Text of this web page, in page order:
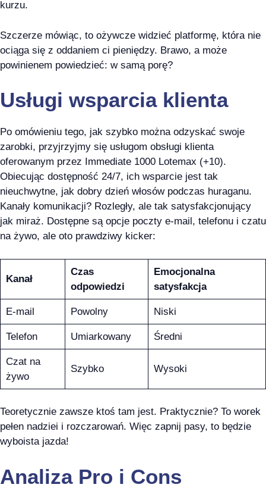
kurzu.
Szczerze mówiąc, to ożywcze widzieć platformę, która nie
ociąga się z oddaniem ci pieniędzy. Brawo, a może
powinienem powiedzieć: w samą porę?
Usługi wsparcia klienta
Po omówieniu tego, jak szybko można odzyskać swoje
zarobki, przyjrzyjmy się usługom obsługi klienta
oferowanym przez Immediate 1000 Lotemax (+10).
Obiecując dostępność 24/7, ich wsparcie jest tak
nieuchwytne, jak dobry dzień włosów podczas huraganu.
Kanały komunikacji? Rozległy, ale tak satysfakcjonujący
jak miraż. Dostępne są opcje poczty e-mail, telefonu i czatu
na żywo, ale oto prawdziwy kicker:
Kanał
Czas
odpowiedzi
Emocjonalna
satysfakcja
E-mail Powolny Niski
Telefon Umiarkowany Średni
Czat na
żywo
Szybko Wysoki
Teoretycznie zawsze ktoś tam jest. Praktycznie? To worek
pełen nadziei i rozczarowań. Więc zapnij pasy, to będzie
wyboista jazda!
Analiza Pro i Cons